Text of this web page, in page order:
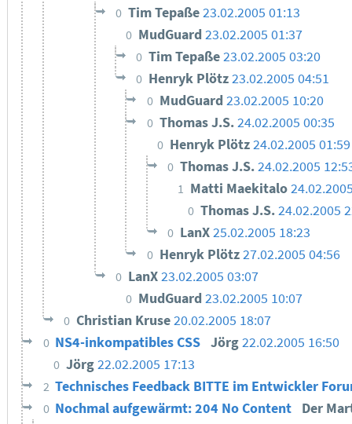
0 Tim Tepaße23.02.2005 01:13
0 MudGuard23.02.2005 01:37
0 Tim Tepaße23.02.2005 03:20
0 Henryk Plötz23.02.2005 04:51
0 MudGuard 23.02.2005 10:20
0 Thomas J.S.24.02.2005 00:35
0 Henryk Plötz24.02.2005 01:59
0 Thomas J.S.24.02.2005
1 Matti Maekitalo
0 Thomas J.S.24.02.2005
0 LanX25.02.2005 18:23
0 Henryk Plötz27.02.2005 04:56
0 LanX23.02.2005 03:07
0 MudGuard23.02.2005 10:07
0 Christian Kruse20.02.2005 18:07
0 NS4-inkompatibles CSS Jörg22.02.2005 16:50
0 Jörg22.02.2005 17:13
2 Technisches Feedback BITTE im Entwickler
0 Nochmal aufgewärmt: 204 No Content Der